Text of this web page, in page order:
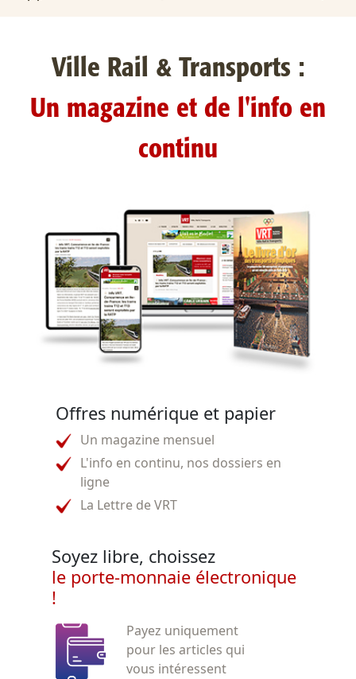
Ville Rail & Transports :
Un magazine et de l'info en
continu
Offres numérique et papier
Un magazine mensuel
L'info en continu, nos dossiers en
ligne
La Lettre de VRT
Soyez libre, choissez
le porte-monnaie électronique
!
Payez uniquement
pour les articles qui
vous intéressent